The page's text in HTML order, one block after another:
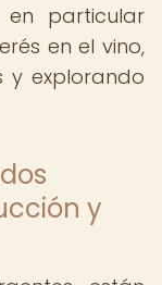
en particular
en el vino,
y explorando
y